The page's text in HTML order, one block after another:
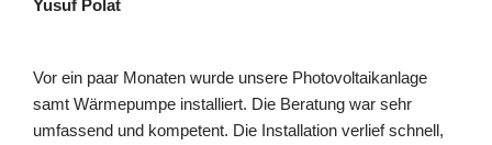
Yusuf Polat
Vor ein paar Monaten wurde unsere Photovoltaikanlage
samt Wärmepumpe installiert. Die Beratung war sehr
umfassend und kompetent. Die Installation verlief schnell,